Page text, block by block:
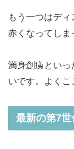
もう一つはデ
赤くなってしま
満身創痍といっ
いです。よくこ
最新の第7